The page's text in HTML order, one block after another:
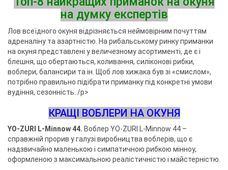
на думку експертів
Лов всеїдного окуня відрізняється неймовірним почуттям
адреналіну та азартністю. На рибальському ринку приманки
на окуня представлені у величезному асортименті, де є і
блешня, що обертаються, коливання, силіконові рибки,
воблери, балансири та ін. Щоб лов хижака був зі «смислом»,
потрібно правильно підібрати приманку під конкретні умови
вудіння, сезонність. /p>
КРАЩІ ВОБЛЕРИ НА ОКУНЯ
YO-ZURI L-Minnow 44. Воблер YO-ZURI L-Minnow 44 –
справжній прорив у галузі виробництва воблерів, що є
надзвичайно маленькою і симпатичною рибкою мінноу,
оформленою з максимальною реалістичністю і майстерністю.